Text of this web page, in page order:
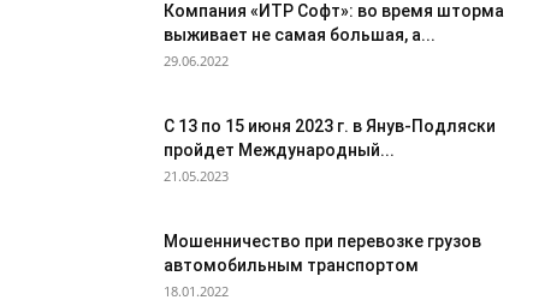
Компания «ИТР Софт»: во время шторма
выживает не самая большая, а...
29.06.2022
С 13 по 15 июня 2023 г. в Янув-Подляски
пройдет Международный...
21.05.2023
Мошенничество при перевозке грузов
автомобильным транспортом
18.01.2022